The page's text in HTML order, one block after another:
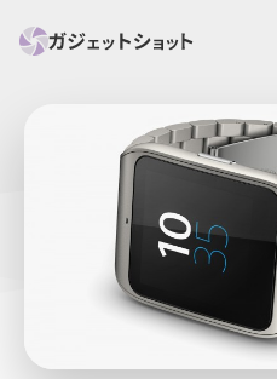
スマートホーム
iPhone iPad
オーデ